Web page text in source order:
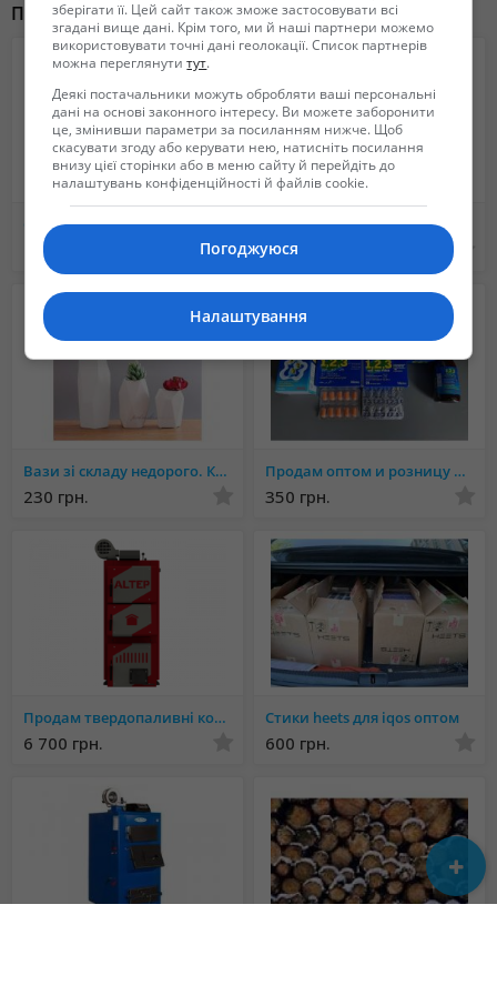
Желаем приятных покупок!
Похожие объявления
Стики terea для iqos iluma
1 000 грн. 1 700 грн.
Вази зі складу недорого. Купити керамічні вази для квітів Київ, Одесса, Дніпро, Львів
230 грн.
Продам оптом и розницу ЕГИПЕТСКИЕ таблетки и сироп (1, 2, 3 ONE, TWO, THREE)
350 грн.
Продам твердопаливні котли та теплоаккумулятори ALTEP в УЖГОРОДІ
6 700 грн.
Стики heets для iqos оптом
600 грн.
зберігати її. Цей сайт також зможе застосовувати всі
згадані вище дані. Крім того, ми й наші партнери можемо
використовувати точні дані геолокації. Список партнерів
можна переглянутитут.
Деякі постачальники можуть обробляти ваші персональні
дані на основі законного інтересу. Ви можете заборонити
це, змінивши параметри за посиланням нижче. Щоб
скасувати згоду або керувати нею, натисніть посилання
внизу цієї сторінки або в меню сайту й перейдіть до
налаштувань конфіденційності й файлів cookie.
Погоджуюся
Налаштування